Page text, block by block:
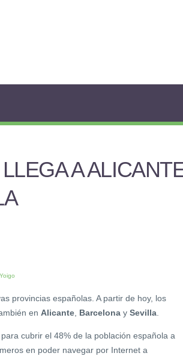
A
provincias españolas. A partir de hoy, los
en Alicante Barcelona y Sevilla
cubrir el 48% de la población española a
en poder navegar por Internet a